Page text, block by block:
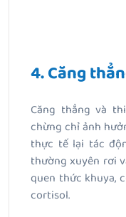
4. Căng
Căng thẳng và
chừng chỉ ảnh
thực tế lại tác
thường xuyên rơi
quen thức khuya,
cortisol.